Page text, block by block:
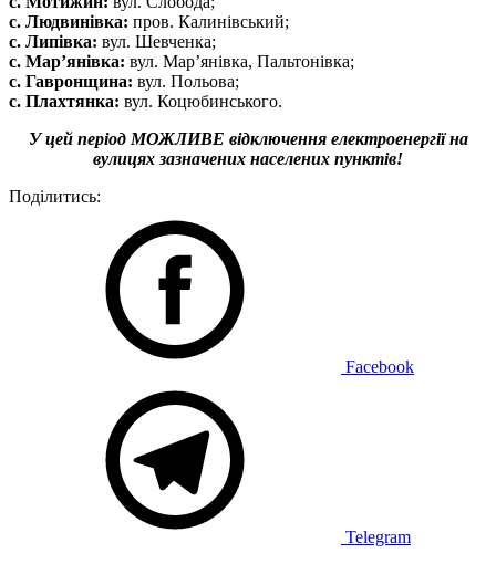
с. Людвинівка: пров. Калинівський;
с. Липівка: вул. Шевченка;
с. Мар’янівка: вул. Мар’янівка, Пальтонівка;
с. Гавронщина: вул. Польова;
с. Плахтянка: вул. Коцюбинського.
У цей період МОЖЛИВЕ відключення електроенергії на
вулицях зазначених населених пунктів!
Поділитись:
Facebook
Telegram